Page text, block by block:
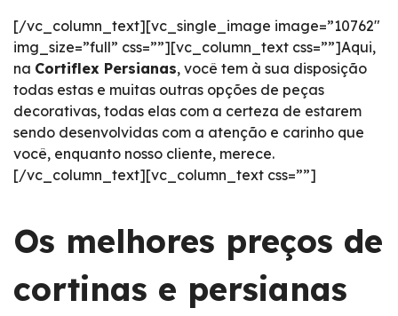
[/vc_column_text][vc_single_image image=”10762″
img_size=”full” css=””][vc_column_text css=””]Aqui,
na Cortiflex Persianas, você tem à sua disposição
todas estas e muitas outras opções de peças
decorativas, todas elas com a certeza de estarem
sendo desenvolvidas com a atenção e carinho que
você, enquanto nosso cliente, merece.
[/vc_column_text][vc_column_text css=””]
Os melhores preços de
cortinas e persianas